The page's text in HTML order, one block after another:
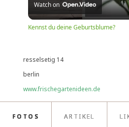
Watch on
Kennst du deine Geburtsblume?
resselsetig 14
berlin
www.frischegartenideen.de
FOTOS ARTIKEL